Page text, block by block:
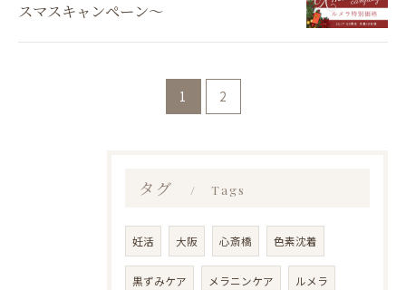
スマスキャンペーン〜
1 2
タグ Tags
妊活 大阪 心斎橋 色素沈着
黒ずみケア メラニンケア ルメラ